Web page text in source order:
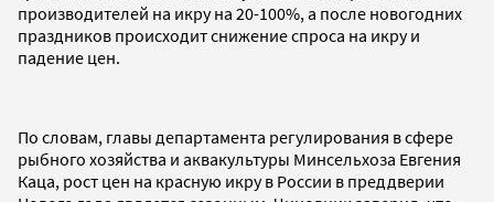
производителей на икру на 20-100%, а после новогодних
праздников происходит снижение спроса на икру и
падение цен.
По словам, главы департамента регулирования в сфере
рыбного хозяйства и аквакультуры Минсельхоза Евгения
Каца, рост цен на красную икру в России в преддверии